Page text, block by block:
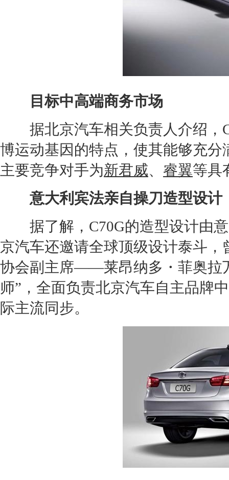
目标中高端商务市场
据北京汽车相关负责人介绍，
博运动基因的特点，使其能够充
主要竞争对手为新君威、 睿翼等具
意大利宾法亲自操刀造型设计
据了解， C70G的造型设计由
京汽车还邀请全球顶级设计泰斗，
协会副主席——莱昂纳多・菲奥拉
师”，全面负责北京汽车自主品牌
际主流同步。